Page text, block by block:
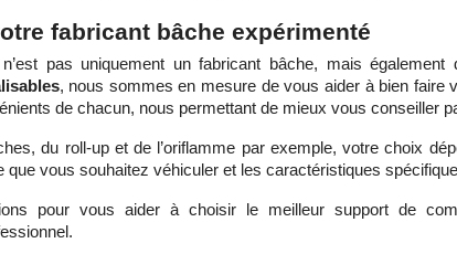
fabricant bâche expérimenté
pas uniquement un fabricant bâche, mais également
, nous sommes en mesure de vous aider à bien faire
de chacun, nous permettant de mieux vous conseiller
du roll-up et de l’oriflamme par exemple, votre choix
que vous souhaitez véhiculer et les caractéristiques
pour vous aider à choisir le meilleur support de